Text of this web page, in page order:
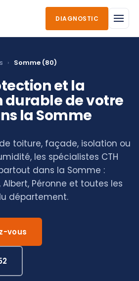
DIAGNOSTIC
› Somme (80)
et la
durable de votre
la Somme
toiture, façade, isolation ou
les spécialistes CTH
dans la Somme :
Albert, Péronne et toutes les
département.
vous